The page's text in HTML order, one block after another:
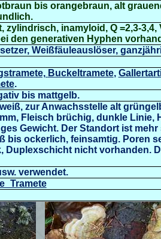
bis orangebraun, alt
zylindrisch, inamyloid,Q =2,3-3,4,
den generativen Hyphen
Weißfäuleauslöser,
Buckeltramete,
.
bis mattgelb.
zur Anwachsstelle alt
Fleisch brüchig, dunkle Linie,
Gewicht. Der Standort ist
bis ockerlich, feinsamtig. Poren
Duplexschichtnicht vorhanden.
verwendet.